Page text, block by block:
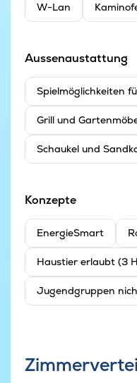
W-Lan
Aussenaustattung
Spielmöglichkeiten
Grill und
Schaukel und
Konzepte
EnergieSmart
Haustier erlaubt (3
Jugendgruppen